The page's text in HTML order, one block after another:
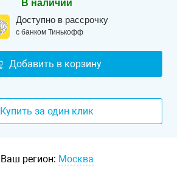
В наличии
Доступно в рассрочку
с банком Тинькофф
Добавить в корзину
Купить за один клик
Ваш регион: Москва